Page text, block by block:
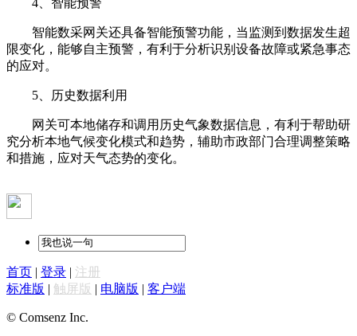
智能数采网关还具备智能预警功能，当监测到数据发生超
限变化，能够自主预警，有利于分析识别设备故障或紧急事态
的应对。
5、历史数据利用
网关可本地储存和调用历史气象数据信息，有利于帮助研
究分析本地气候变化模式和趋势，辅助市政部门合理调整策略
和措施，应对天气态势的变化。
首页 | 登录 | 注册
标准版 | 触屏版 | 电脑版 | 客户端
© Comsenz Inc.